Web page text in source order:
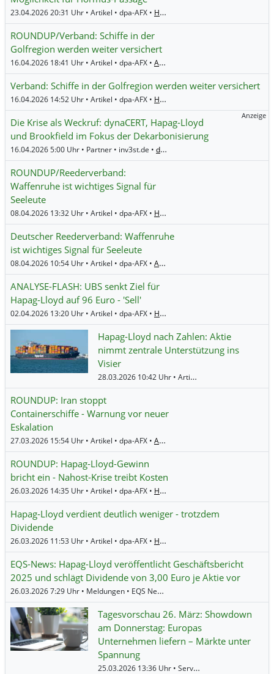
23.04.2026 20:31 Uhr • Artikel • dpa-AFX • Hapag-Lloyd
ROUNDUP/Verband: Schiffe in der
Golfregion werden weiter versichert
16.04.2026 18:41 Uhr • Artikel • dpa-AFX • A.P. Moeller - Maersk (B)
Verband: Schiffe in der Golfregion werden weiter versichert
16.04.2026 14:52 Uhr • Artikel • dpa-AFX • Hapag-Lloyd
Die Krise als Weckruf: dynaCERT, Hapag-Lloyd
und Brookfield im Fokus der Dekarbonisierung
16.04.2026 5:00 Uhr • Partner • inv3st.de • dynaCERT
Anzeige
ROUNDUP/Reederverband:
Waffenruhe ist wichtiges Signal für
Seeleute
08.04.2026 13:32 Uhr • Artikel • dpa-AFX • Hapag-Lloyd
Deutscher Reederverband: Waffenruhe
ist wichtiges Signal für Seeleute
08.04.2026 10:54 Uhr • Artikel • dpa-AFX • A.P. Moeller - Maersk (B)
ANALYSE-FLASH: UBS senkt Ziel für
Hapag-Lloyd auf 96 Euro - 'Sell'
02.04.2026 13:20 Uhr • Artikel • dpa-AFX • Hapag-Lloyd
Hapag-Lloyd nach Zahlen: Aktie
nimmt zentrale Unterstützung ins
Visier
28.03.2026 10:42 Uhr • Artikel • BörsenNEWS.de •
ROUNDUP: Iran stoppt
Containerschiffe - Warnung vor neuer
Eskalation
27.03.2026 15:54 Uhr • Artikel • dpa-AFX • A.P. Moeller - Maersk (B)
ROUNDUP: Hapag-Lloyd-Gewinn
bricht ein - Nahost-Krise treibt Kosten
26.03.2026 14:35 Uhr • Artikel • dpa-AFX • Hamburger Hafen und Logistik
Hapag-Lloyd verdient deutlich weniger - trotzdem
Dividende
26.03.2026 11:53 Uhr • Artikel • dpa-AFX • Hapag-Lloyd
EQS-News: Hapag-Lloyd veröffentlicht Geschäftsbericht
2025 und schlägt Dividende von 3,00 Euro je Aktie vor
26.03.2026 7:29 Uhr • Meldungen • EQS News •
Tagesvorschau 26. März: Showdown
am Donnerstag: Europas
Unternehmen liefern – Märkte unter
Spannung
25.03.2026 13:36 Uhr • Service • BörsenNEWS.de •